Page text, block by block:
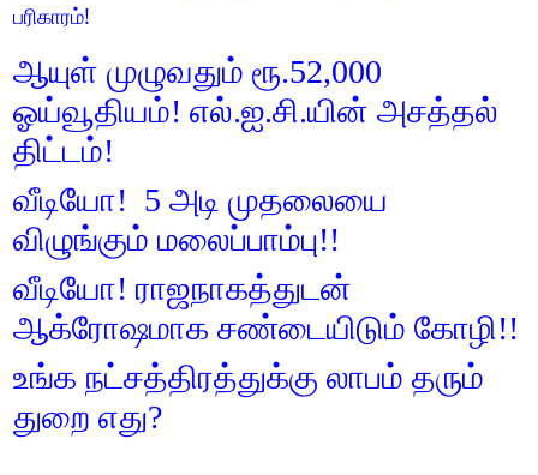
பரிகாரம்!
ஆயுள் முழுவதும் ரூ.52,000
ஓய்வூதியம்! எல்.ஐ.சி.யின் அசத்தல்
திட்டம்!
வீடியோ! 5 அடி முதலையை
விழுங்கும் மலைப்பாம்பு!!
வீடியோ! ராஜநாகத்துடன்
ஆக்ரோஷமாக சண்டையிடும் கோழி!!
உங்க நட்சத்திரத்துக்கு லாபம் தரும்
துறை எது?